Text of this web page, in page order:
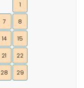
1
7 8
14 15
21 22
28 29